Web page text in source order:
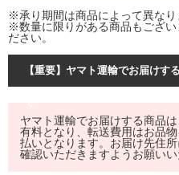
※承り期間は商品によって異なり
※数量に限りがある商品もござい
ださい。
【重要】ヤマト運輸でお届けす
ヤマト運輸でお届けする商品
有料となり、転送費用はお品
払いとなります。お届け先住
確認いただきますようお願いい